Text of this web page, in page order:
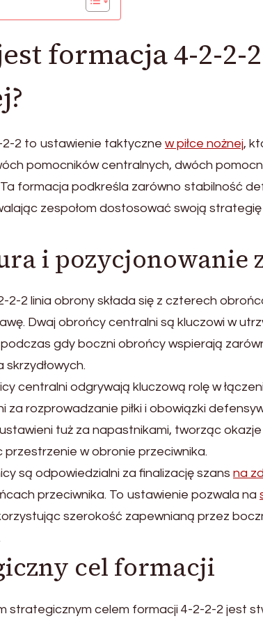
formacja 4-2-2-
2-2 to ustawienie taktyczne w piłce nożnej,
pomocników centralnych, dwóch
formacja podkreśla zarówno stabilność
zespołom dostosować swoją
i pozycjonowanie
2-2 linia obrony składa się z czterech
Dwaj obrońcy centralni są kluczowi w
gdy boczni obrońcy wspierają
centralni odgrywają kluczową rolę w
za rozprowadzanie piłki i obowiązki
tuż za napastnikami, tworząc
przestrzenie w obronie przeciwnika.
są odpowiedzialni za finalizację szans na
przeciwnika. To ustawienie pozwala na
szerokość zapewnianą przez
cel formacji
strategicznym celem formacji 4-2-2-2 jest